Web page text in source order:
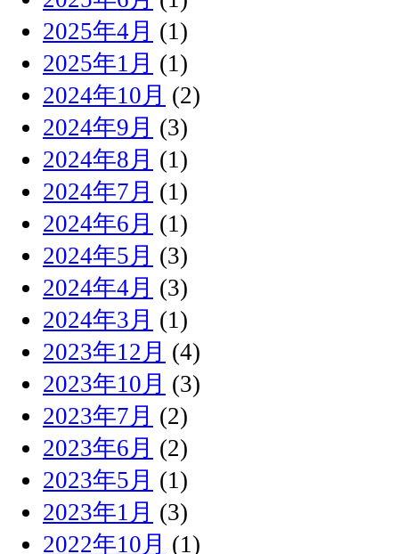
2025年4月 (1)
2025年1月 (1)
2024年10月 (2)
2024年9月 (3)
2024年8月 (1)
2024年7月 (1)
2024年6月 (1)
2024年5月 (3)
2024年4月 (3)
2024年3月 (1)
2023年12月 (4)
2023年10月 (3)
2023年7月 (2)
2023年6月 (2)
2023年5月 (1)
2023年1月 (3)
2022年10月 (1)